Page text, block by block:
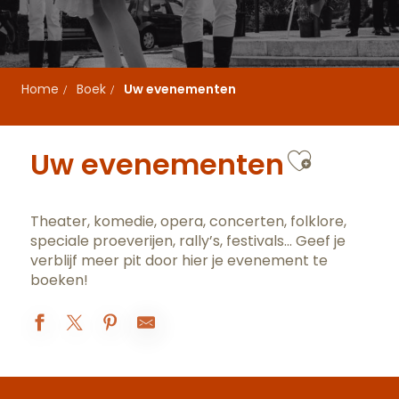
Home Boek Uw evenementen
Uw evenementen
Theater, komedie, opera, concerten, folklore,
speciale proeverijen, rally’s, festivals… Geef je
verblijf meer pit door hier je evenement te
boeken!